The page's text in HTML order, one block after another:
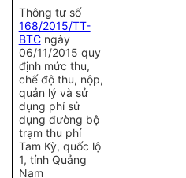
Thông tư số
168/2015/TT-
BTCngày
06/11/2015 quy
định mức thu,
chế độ thu, nộp,
quản lý và sử
dụng phí sử
dụng đường bộ
trạm thu phí
Tam Kỳ, quốc lộ
1, tỉnh Quảng
Nam